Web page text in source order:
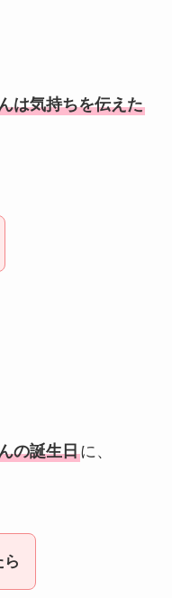
は気持ちを伝えた
の誕生日に、
ら